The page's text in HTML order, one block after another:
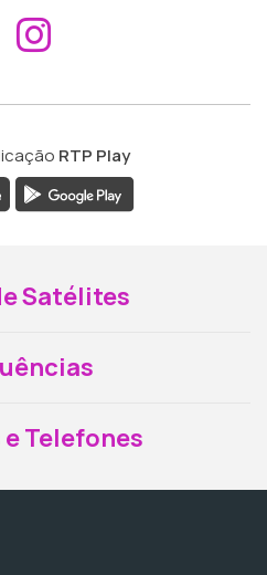
Aceder ao
RTP Play
Satélites
Telefones